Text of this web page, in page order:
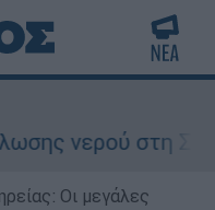
νερού στη
Οι μεγάλες